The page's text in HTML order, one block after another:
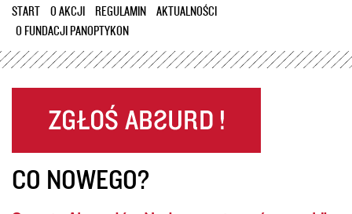
START O AKCJI REGULAMIN
AKTUALNOŚCI
O FUNDACJI PANOPTYKON
CO NOWEGO?